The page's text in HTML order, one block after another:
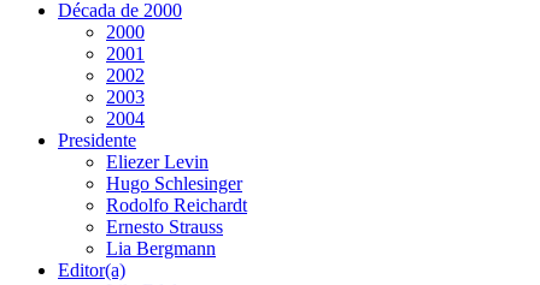
Década de 2000
2000
2001
2002
2003
2004
Presidente
Eliezer Levin
Hugo Schlesinger
Rodolfo Reichardt
Ernesto Strauss
Lia Bergmann
Editor(a)